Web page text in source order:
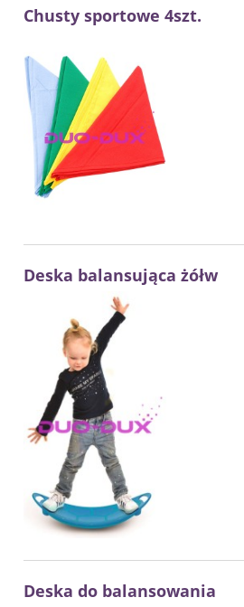
Chusty sportowe 4szt.
Deska balansująca żółw
Deska do balansowania